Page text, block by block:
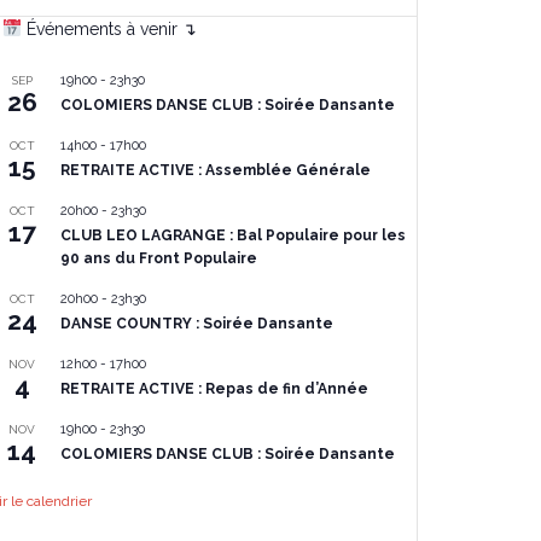
Événements à venir ↴
SEP
26
19h00 - 23h30
COLOMIERS DANSE CLUB : Soirée Dansante
OCT
15
14h00 - 17h00
RETRAITE ACTIVE : Assemblée Générale
OCT
17
20h00 - 23h30
CLUB LEO LAGRANGE : Bal Populaire pour les
90 ans du Front Populaire
OCT
24
20h00 - 23h30
DANSE COUNTRY : Soirée Dansante
NOV
4
12h00 - 17h00
RETRAITE ACTIVE : Repas de fin d’Année
NOV
14
19h00 - 23h30
COLOMIERS DANSE CLUB : Soirée Dansante
le calendrier